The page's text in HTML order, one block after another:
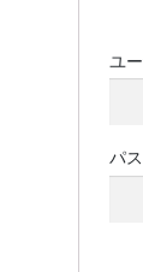
ユ
パ